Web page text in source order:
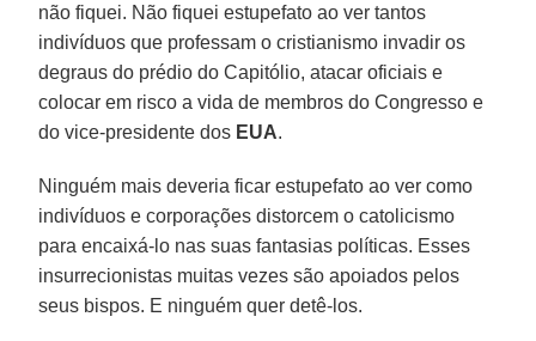
não fiquei. Não fiquei estupefato ao ver tantos
indivíduos que professam o cristianismo invadir os
degraus do prédio do Capitólio, atacar oficiais e
colocar em risco a vida de membros do Congresso e
do vice-presidente dos EUA.
Ninguém mais deveria ficar estupefato ao ver como
indivíduos e corporações distorcem o catolicismo
para encaixá-lo nas suas fantasias políticas. Esses
insurrecionistas muitas vezes são apoiados pelos
seus bispos. E ninguém quer detê-los.